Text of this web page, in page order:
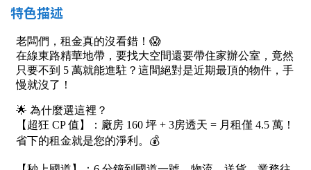
雲林縣
嘉義市
台南市
不拘
20~30 坪 30~40 坪
40~50 坪
60~70 坪 70~80 坪
80坪以上
特色描述